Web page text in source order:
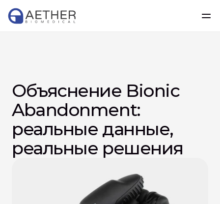
Объяснение Bionic
Abandonment:
реальные данные,
реальные решения